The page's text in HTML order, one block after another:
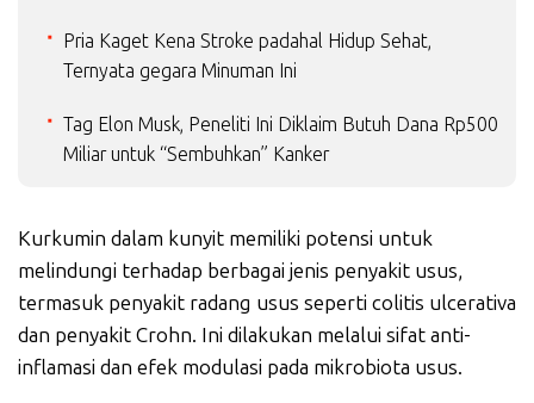
Pria Kaget Kena Stroke padahal Hidup Sehat,
Ternyata gegara Minuman Ini
Tag Elon Musk, Peneliti Ini Diklaim Butuh Dana Rp500
Miliar untuk “Sembuhkan” Kanker
Kurkumin dalam kunyit memiliki potensi untuk
melindungi terhadap berbagai jenis penyakit usus,
termasuk penyakit radang usus seperti colitis ulcerativa
dan penyakit Crohn. Ini dilakukan melalui sifat anti-
inflamasi dan efek modulasi pada mikrobiota usus.